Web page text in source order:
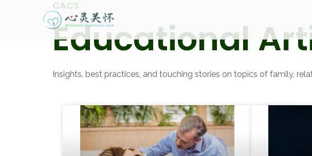
CACS
Educational
Insights, best practices, and touching stories on topics of family,